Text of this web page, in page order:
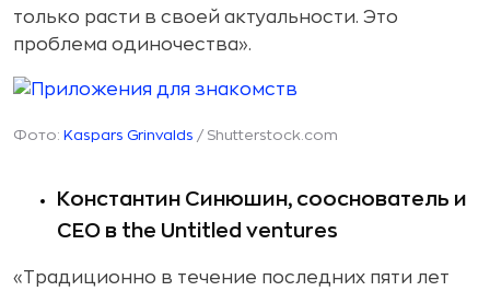
только расти в своей актуальности. Это
проблема одиночества».
Фото: Kaspars Grinvalds / Shutterstock.com
Константин Синюшин, сооснователь и
CEO в the Untitled ventures
«Традиционно в течение последних пяти лет